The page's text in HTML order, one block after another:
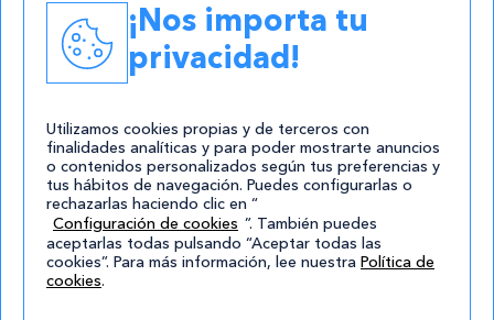
¿Qué tipo
preparación
estás
buscando?
Escoge la
formación
que
deseas
Dinos,
¿cómo
¡Nos importa tu
privacidad!
Utilizamos cookies propias y de terceros con
finalidades analíticas y para poder mostrarte anuncios
o contenidos personalizados según tus preferencias y
tus hábitos de navegación. Puedes configurarlas o
rechazarlas haciendo clic en “
Configuración de cookies ”. También puedes
aceptarlas todas pulsando “Aceptar todas las
cookies”. Para más información, lee nuestra Política de
cookies.